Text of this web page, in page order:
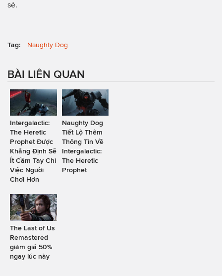
sẻ.
Tag: Naughty Dog
BÀI LIÊN QUAN
Intergalactic:
The Heretic
Prophet Được
Khẳng Định Sẽ
Ít Cầm Tay Chỉ
Việc Người
Chơi Hơn
Naughty Dog
Tiết Lộ Thêm
Thông Tin Về
Intergalactic:
The Heretic
Prophet
The Last of Us
Remastered
giảm giá 50%
ngay lúc này